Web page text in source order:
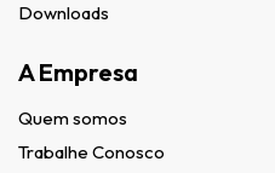
Downloads
A Empresa
Quem somos
Trabalhe Conosco